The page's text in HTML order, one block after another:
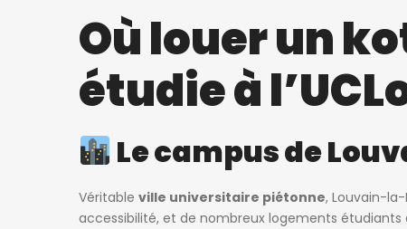
Où louer un
étudie à
Le campus de
Véritable ville universitaire piétonne, Louvain-
accessibilité, et de nombreux logements